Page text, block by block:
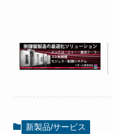
新製品/サービス